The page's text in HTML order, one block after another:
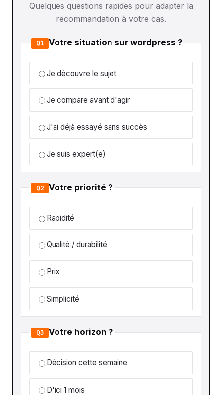
Quelques questions rapides pour adapter la
recommandation à votre cas.
Q1 Votre situation sur wordpress ?
Je découvre le sujet
Je compare avant d'agir
J'ai déjà essayé sans succès
Je suis expert(e)
Q2 Votre priorité ?
Rapidité
Qualité / durabilité
Prix
Simplicité
Q3 Votre horizon ?
Décision cette semaine
D'ici 1 mois